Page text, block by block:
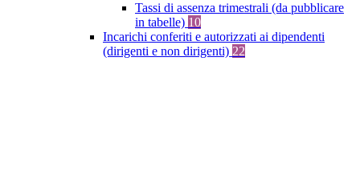
Tassi di assenza trimestrali (da pubblicare
in tabelle) 10
Incarichi conferiti e autorizzati ai dipendenti
(dirigenti e non dirigenti) 22